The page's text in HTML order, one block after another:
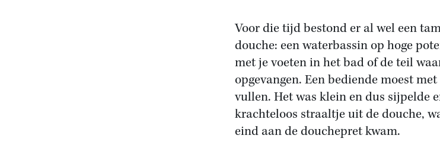
Voor die tijd bestond er al wel een
douche: een waterbassin op hoge
met je voeten in het bad of de teil
opgevangen. Een bediende moest
vullen. Het was klein en dus sijpelde
krachteloos straaltje uit de douche,
eind aan de douchepret kwam.